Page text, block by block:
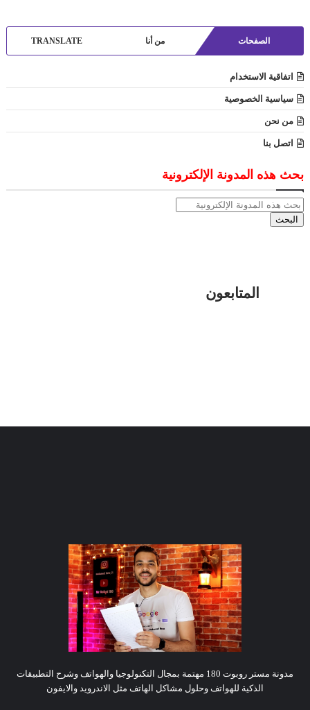
الصفحات من أنا TRANSLATE
اتفاقية الاستخدام
سياسية الخصوصية
من نحن
اتصل بنا
بحث هذه المدونة الإلكترونية
المتابعون
مدونة مستر روبوت 180 مهتمة بمجال التكنولوجيا والهواتف وشرح التطبيقات
الذكية للهواتف وحلول مشاكل الهاتف مثل الاندرويد والايفون